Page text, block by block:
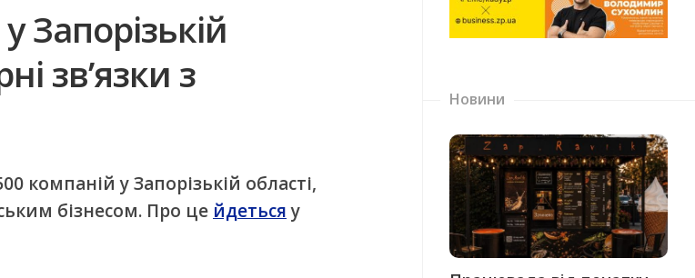
Запорізькій
зв’язки з
компаній у Запорізькій області,
бізнесом. Про це йдетьсяу
Новини